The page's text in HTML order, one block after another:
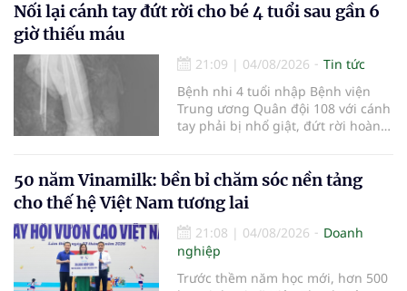
Nối lại cánh tay đứt rời cho bé 4 tuổi sau gần 6
giờ thiếu máu
21:09 | 04/08/2026
Tin tức
Bệnh nhi 4 tuổi nhập Bệnh viện
Trung ương Quân đội 108 với cánh
tay phải bị nhổ giật, đứt rời hoàn
thương nặng và thời gian thiếu
máu kéo dài, các bác sĩ đã tái lập
tuần hoàn thành công sau ca vi p
50 năm Vinamilk: bền bỉ chăm sóc nền tảng
cho thế hệ Việt Nam tương lai
21:08 | 04/08/2026
Doanh
nghiệp
Trước thềm năm học mới, hơn 500